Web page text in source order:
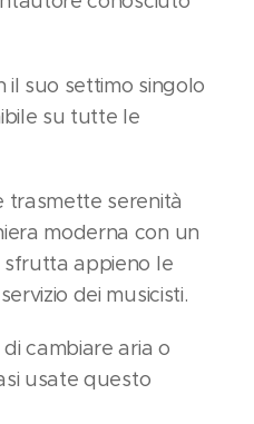
il suo settimo singolo
su tutte le
trasmette serenità
moderna con un
sfrutta appieno le
dei musicisti.
cambiare aria o
usate questo